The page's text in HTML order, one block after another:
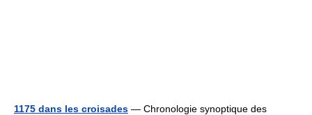
1175 dans les croisades — Chronologie synoptique des